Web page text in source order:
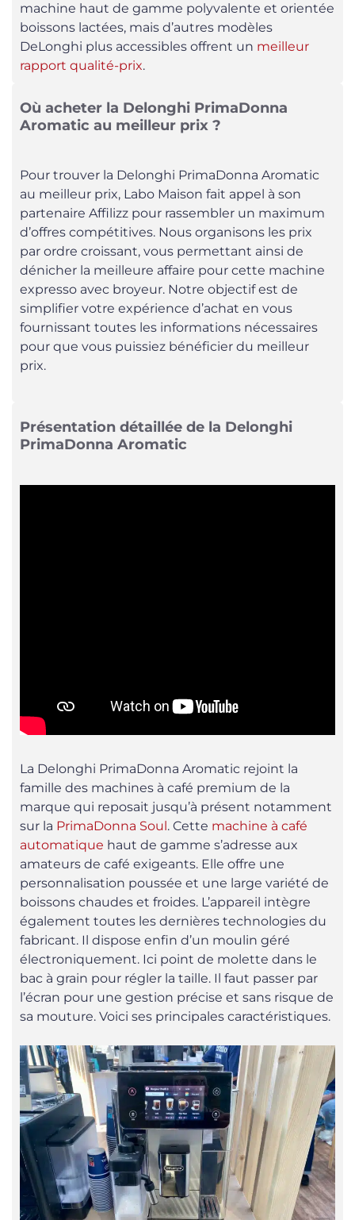
machine haut de gamme polyvalente et orientée
boissons lactées, mais d’autres modèles
DeLonghi plus accessibles offrent un meilleur
rapport qualité-prix.
Où acheter la Delonghi PrimaDonna
Aromatic au meilleur prix ?
Pour trouver la Delonghi PrimaDonna Aromatic
au meilleur prix, Labo Maison fait appel à son
partenaire Affilizz pour rassembler un maximum
d’offres compétitives. Nous organisons les prix
par ordre croissant, vous permettant ainsi de
dénicher la meilleure affaire pour cette machine
expresso avec broyeur. Notre objectif est de
simplifier votre expérience d’achat en vous
fournissant toutes les informations nécessaires
pour que vous puissiez bénéficier du meilleur
prix.
Présentation détaillée de la Delonghi
PrimaDonna Aromatic
La Delonghi PrimaDonna Aromatic rejoint la
famille des machines à café premium de la
marque qui reposait jusqu’à présent notamment
sur la PrimaDonna Soul . Cette machine à café
automatique haut de gamme s’adresse aux
amateurs de café exigeants. Elle offre une
personnalisation poussée et une large variété de
boissons chaudes et froides. L’appareil intègre
également toutes les dernières technologies du
fabricant. Il dispose enfin d’un moulin géré
électroniquement. Ici point de molette dans le
bac à grain pour régler la taille. Il faut passer par
l’écran pour une gestion précise et sans risque de
sa mouture. Voici ses principales caractéristiques.